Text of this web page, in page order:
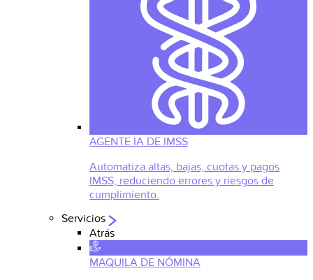
AGENTE IA DE IMSS
Automatiza altas, bajas, cuotas y pagos
IMSS, reduciendo errores y riesgos de
cumplimiento.
Servicios
Atrás
MAQUILA DE NÓMINA